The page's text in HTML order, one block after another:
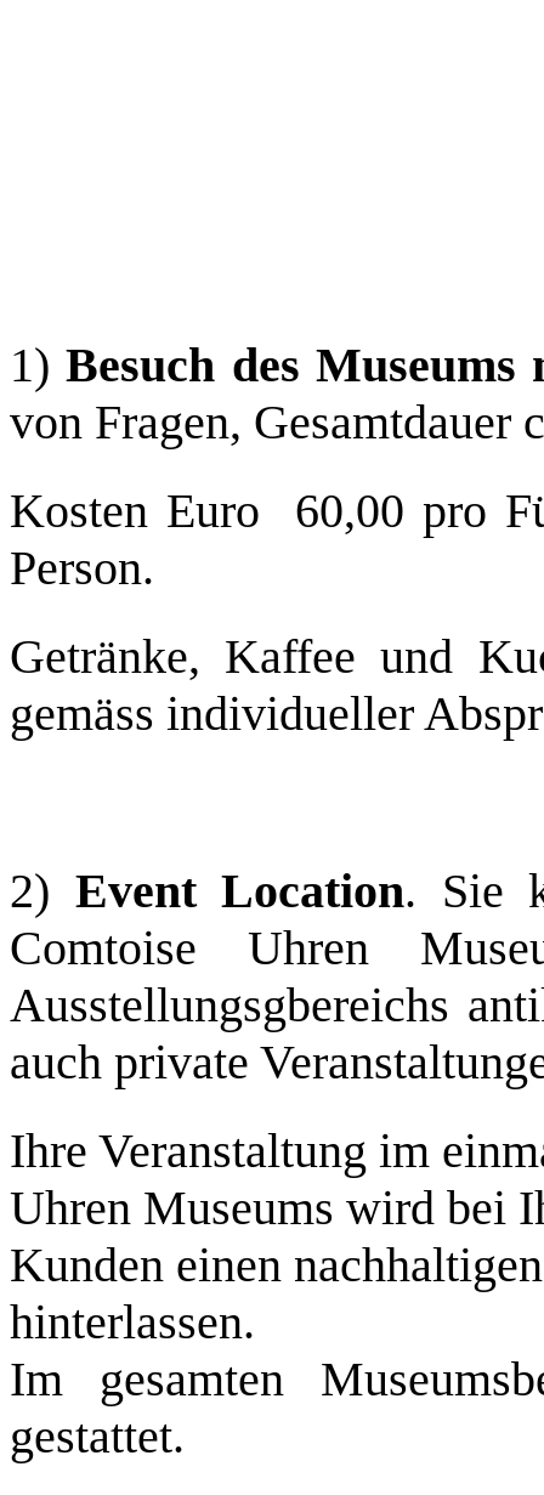
1)Besuch des
von Fragen, Gesamtdauer
Kosten Euro 60,00 pro
Person.
Getränke, Kaffee und
gemäss individueller
2) Event Location. Sie
Comtoise Uhren
Ausstellungsgbereichs
auch private
Ihre Veranstaltung im
Uhren Museums wird bei
Kunden einen
hinterlassen.
Im gesamten
gestattet.